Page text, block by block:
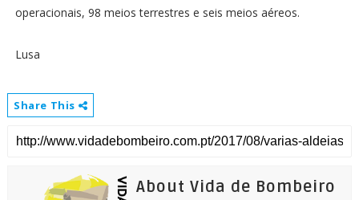
operacionais, 98 meios terrestres e seis meios aéreos.
Lusa
Share This
About Vida de Bombeiro